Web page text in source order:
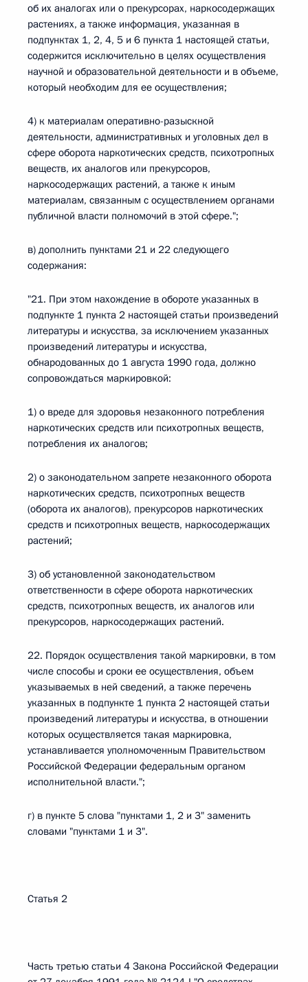
об их аналогах или о прекурсорах, наркосодержащих
растениях, а также информация, указанная в
подпунктах 1, 2, 4, 5 и 6 пункта 1 настоящей статьи,
содержится исключительно в целях осуществления
научной и образовательной деятельности и в объеме,
который необходим для ее осуществления;
4) к материалам оперативно-разыскной
деятельности, административных и уголовных дел в
сфере оборота наркотических средств, психотропных
веществ, их аналогов или прекурсоров,
наркосодержащих растений, а также к иным
материалам, связанным с осуществлением органами
публичной власти полномочий в этой сфере.";
в) дополнить пунктами 21 и 22 следующего
содержания:
"21. При этом нахождение в обороте указанных в
подпункте 1 пункта 2 настоящей статьи произведений
литературы и искусства, за исключением указанных
произведений литературы и искусства,
обнародованных до 1 августа 1990 года, должно
сопровождаться маркировкой:
1) о вреде для здоровья незаконного потребления
наркотических средств или психотропных веществ,
потребления их аналогов;
2) о законодательном запрете незаконного оборота
наркотических средств, психотропных веществ
(оборота их аналогов), прекурсоров наркотических
средств и психотропных веществ, наркосодержащих
растений;
3) об установленной законодательством
ответственности в сфере оборота наркотических
средств, психотропных веществ, их аналогов или
прекурсоров, наркосодержащих растений.
22. Порядок осуществления такой маркировки, в том
числе способы и сроки ее осуществления, объем
указываемых в ней сведений, а также перечень
указанных в подпункте 1 пункта 2 настоящей статьи
произведений литературы и искусства, в отношении
которых осуществляется такая маркировка,
устанавливается уполномоченным Правительством
Российской Федерации федеральным органом
исполнительной власти.";
г) в пункте 5 слова "пунктами 1, 2 и 3" заменить
словами "пунктами 1 и 3".
Статья 2
Часть третью статьи 4 Закона Российской Федерации